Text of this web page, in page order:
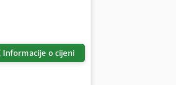
Informacije o cijeni